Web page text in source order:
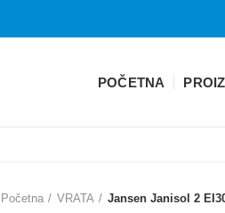
POČETNA
Početna VRATA Jansen Janisol 2